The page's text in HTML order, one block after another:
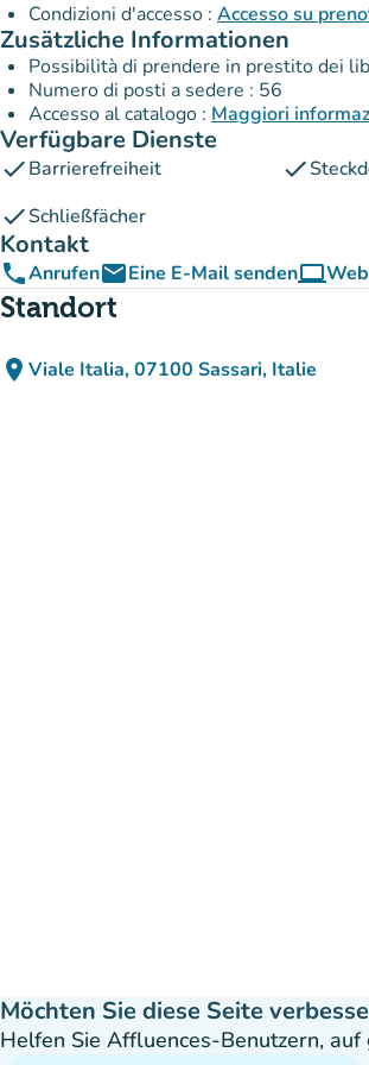
Condizioni d'accesso : Accesso su
Zusätzliche Informationen
Possibilità di prendere in prestito dei
Numero di posti a sedere : 56
Accesso al catalogo : Maggiori
Verfügbare Dienste
checkBarrierefreiheit check
checkSchließfächer
Kontakt
phoneAnrufenemailEine E-Mail sendencomputer
Standort
place Viale Italia, 07100 Sassari, Italie
(in Google Maps öffnen)
(new tab)
Möchten Sie diese Seite
Helfen Sie Affluences-Benutzern,